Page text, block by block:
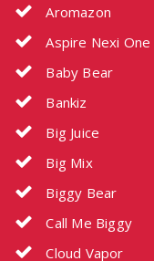
Aromazon
Aspire Nexi One
Baby Bear
Bankiz
Big Juice
Big Mix
Biggy Bear
Call Me Biggy
Cloud Vapor